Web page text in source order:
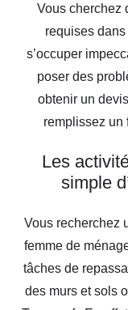
Vous cherchez
requises
s’occuper
poser des
obtenir un
remplissez un
Les
simple
Vous recherchez
femme de
tâches de
des murs et sols